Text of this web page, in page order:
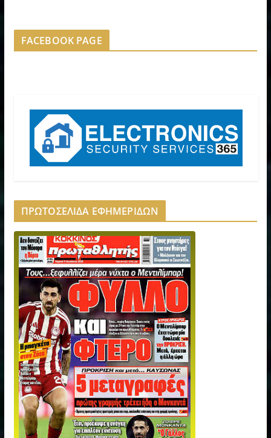
FACEBOOK PAGE
ΠΡΩΤΟΣΕΛΙΔΑ ΕΦΗΜΕΡΙΔΩΝ